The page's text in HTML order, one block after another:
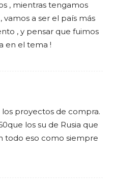
, mientras tengamos
a ser el país más
, y pensar que fuimos
en el tema !
proyectos de compra.
los su de Rusia que
todo eso como siempre